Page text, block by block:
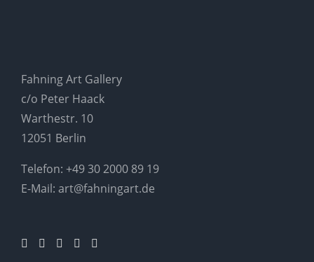
Fahning Art Gallery
c/o Peter Haack
Warthestr. 10
12051 Berlin
Telefon: +49 30 2000 89 19
E-Mail: art@fahningart.de